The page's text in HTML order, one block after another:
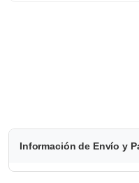
$
3
Información de Envío y